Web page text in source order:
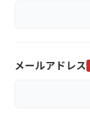
メールアドレス